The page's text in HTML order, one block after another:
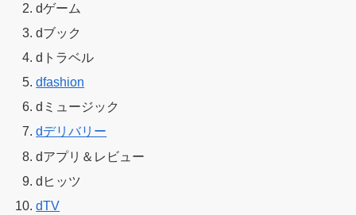
dゲーム
dブック
dトラベル
dfashion
dミュージック
dデリバリー
dアプリ＆レビュー
dヒッツ
dTV